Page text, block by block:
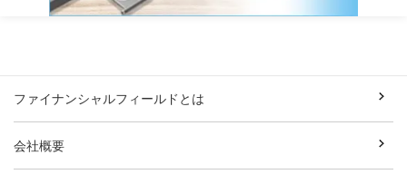
ファイナンシャルフィールドとは
会社概要